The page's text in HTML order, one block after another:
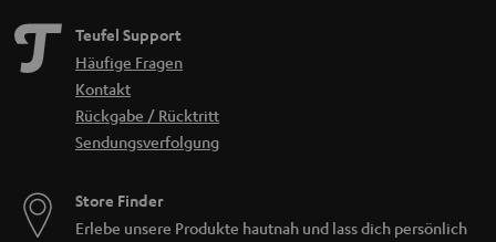
Teufel Support
Häufige Fragen
Kontakt
Rückgabe / Rücktritt
Sendungsverfolgung
Store Finder
Erlebe unsere Produkte hautnah und lass dich persönlich